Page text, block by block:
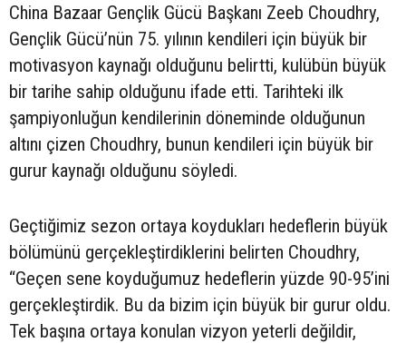
China Bazaar Gençlik Gücü Başkanı Zeeb Choudhry,
Gençlik Gücü’nün 75. yılının kendileri için büyük bir
motivasyon kaynağı olduğunu belirtti, kulübün büyük
bir tarihe sahip olduğunu ifade etti. Tarihteki ilk
şampiyonluğun kendilerinin döneminde olduğunun
altını çizen Choudhry, bunun kendileri için büyük bir
gurur kaynağı olduğunu söyledi.
Geçtiğimiz sezon ortaya koydukları hedeflerin büyük
bölümünü gerçekleştirdiklerini belirten Choudhry,
“Geçen sene koyduğumuz hedeflerin yüzde 90-95’ini
gerçekleştirdik. Bu da bizim için büyük bir gurur oldu.
Tek başına ortaya konulan vizyon yeterli değildir,